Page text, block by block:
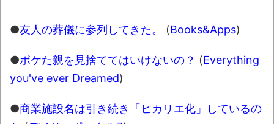
●友人の葬儀に参列してきた。 (Books&Apps)
●ボケた親を見捨ててはいけないの？ (Everything
you've ever Dreamed)
●商業施設名は引き続き「ヒカリエ化」しているの